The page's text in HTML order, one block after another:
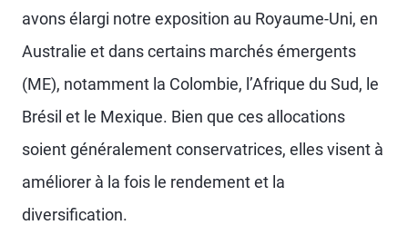
avons élargi notre exposition au Royaume-Uni, en
Australie et dans certains marchés émergents
(ME), notamment la Colombie, l’Afrique du Sud, le
Brésil et le Mexique. Bien que ces allocations
soient généralement conservatrices, elles visent à
améliorer à la fois le rendement et la
diversification.